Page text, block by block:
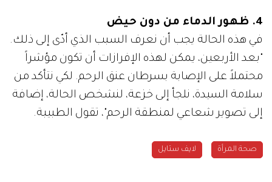
4. ظهور الدماء من دون حيض
في هذه الحالة يجب أن نعرف السبب الذي أدّى إلى ذلك.
"بعد الأربعين، يمكن لهذه الإفرازات أن تكون مؤشراً
محتملاً على الإصابة بسرطان عنق الرحم. لكي نتأكد من
سلامة السيدة، نلجأ إلى خزعة، لنشخص الحالة، إضافة
إلى تصوير شعاعي لمنطقة الرحم"، تقول الطبيبة.
صحة المرأة لايف ستايل